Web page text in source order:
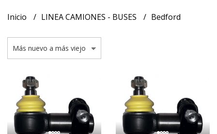
Inicio LINEA CAMIONES - BUSES Bedford